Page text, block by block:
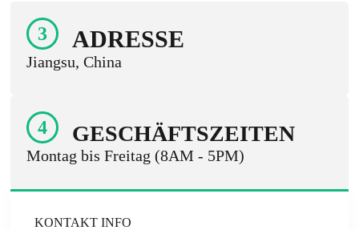
3 ADRESSE
Jiangsu, China
4 GESCHÄFTSZEITEN
Montag bis Freitag (8AM - 5PM)
KONTAKT INFO